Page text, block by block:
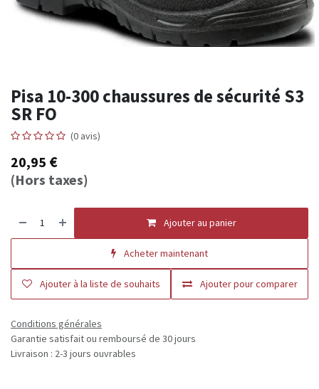
Pisa 10-300 chaussures de sécurité S3
SR FO
(0 avis)
20,95 €
(Hors taxes)
Ajouter au panier
Acheter maintenant
Ajouter pour comparer
Ajouter à la liste de souhaits
Conditions générales
Garantie satisfait ou remboursé de 30 jours
Livraison : 2-3 jours ouvrables